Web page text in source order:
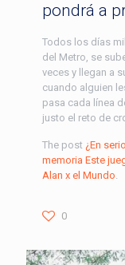
pondrá a
Todos los días
del Metro, se
veces y llegan a
cuando alguien
pasa cada línea
justo el reto de
The post ¿En
memoria Este
Alan x el Mundo.
0